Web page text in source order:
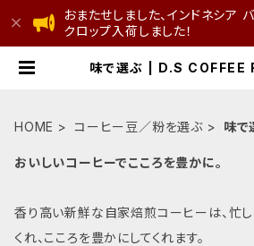
おまたせしました、インドネシア
クロップ入荷しました！
味で選ぶ | D.S COFFEE
HOME コーヒー豆／粉を選ぶ 味で
おいしいコーヒーでこころを豊かに。⁡
香り高い新鮮な自家焙煎コーヒーは、忙
くれ、こころを豊かにしてくれます。